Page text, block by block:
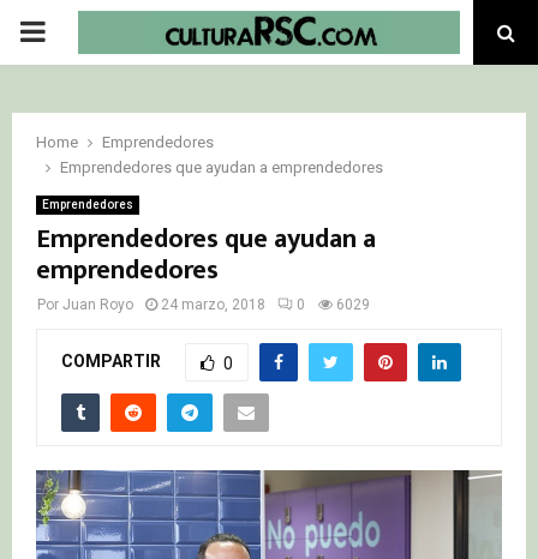
PRIMARY
Home
Emprendedores
Emprendedores que ayudan a emprendedores
Emprendedores
Emprendedores que ayudan a
emprendedores
Por Juan Royo 24 marzo, 2018 0 6029
COMPARTIR 0